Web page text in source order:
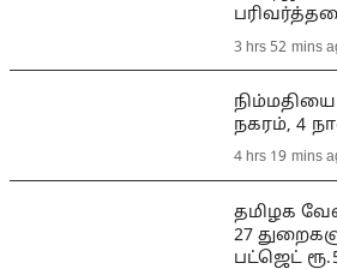
3 hrs 52 mins
நகரம், 4
4 hrs 19 mins
தமிழக
27
பட்ஜெட்